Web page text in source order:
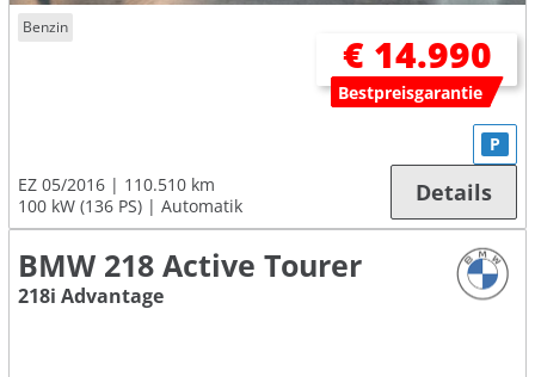
Benzin
€ 14.990
Bestpreisgarantie
EZ 05/2016
110.510 km
100 kW (136 PS)
Automatik
P
Details
BMW 218 Active Tourer
218i Advantage